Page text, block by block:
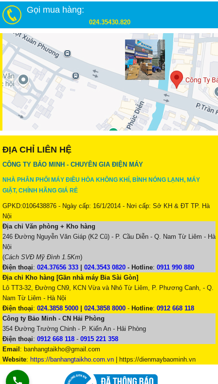
Gọi mua hàng:
024.35430.820
ĐỊA CHỈ LIÊN HỆ
CÔNG TY BẢO MINH - CHUYÊN GIA ĐIỆN MÁY
NHÀ PHÂN PHỐI MÁY ĐIỀU HÒA KHÔNG KHÍ, BÌNH NÓNG LẠNH, MÁY
GIẶT, CHÍNH HÃNG GIÁ RẺ
GPKD:0106438876 - Ngày cấp: 16/1/2014 - Nơi cấp: Sở KH & ĐT TP. Hà
Nội
Địa chỉ Văn phòng + Kho hàng
246 Đường Nguyễn Văn Giáp (K2 Cũ) - P. Cầu Diễn - Q. Nam Từ Liêm - Hà
Nội
(Cách SVĐ Mỹ Đình 1.5Km)
Điện thoại: 024.37656 333 024.3543 0820 - Hotline: 0911 990 880
Địa chỉ Kho hàng [Gần nhà máy Bia Sài Gòn]
Lô TT3-32, Đường CN9, KCN Vừa và Nhỏ Từ Liêm, P. Phương Canh, - Q.
Nam Từ Liêm - Hà Nội
Điện thoại: 024.3858 5000 024.3858 8000 - Hotline: 0912 668 118
Công ty Bảo Minh - CN Hải Phòng
354 Đường Trường Chinh - P. Kiến An - Hải Phòng
Điện thoại: 0912 668 118 - 0915 221 358
Email : banhangtaikho@gmail.com
Website: https://banhangtaikho.com.vn | https://dienmaybaominh.vn